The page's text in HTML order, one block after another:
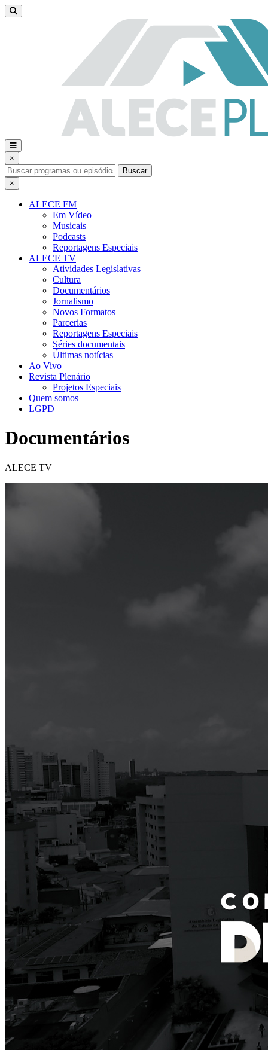
×
Buscar
×
ALECE FM
Em Vídeo
Musicais
Podcasts
Reportagens Especiais
ALECE TV
Atividades Legislativas
Cultura
Documentários
Jornalismo
Novos Formatos
Parcerias
Reportagens Especiais
Séries documentais
Últimas notícias
Ao Vivo
Revista Plenário
Projetos Especiais
Quem somos
LGPD
Documentários
ALECE TV